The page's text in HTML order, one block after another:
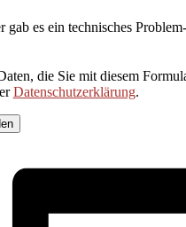
gab es ein technisches
die Sie mit diesem
Datenschutzerklärung.